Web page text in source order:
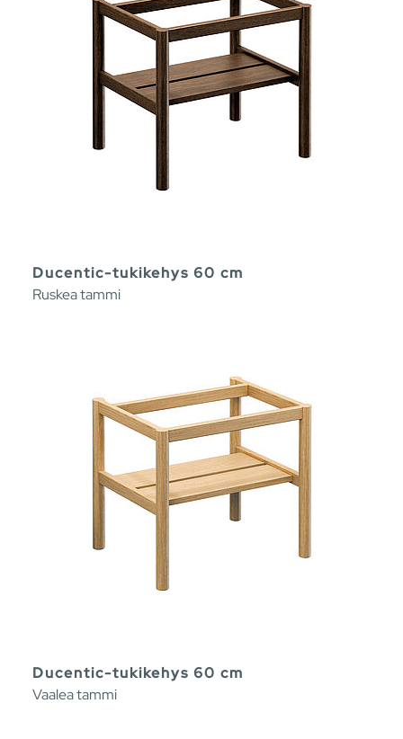
Ducentic-tukikehys 60 cm
Ruskea tammi
Ducentic-tukikehys 60 cm
Vaalea tammi